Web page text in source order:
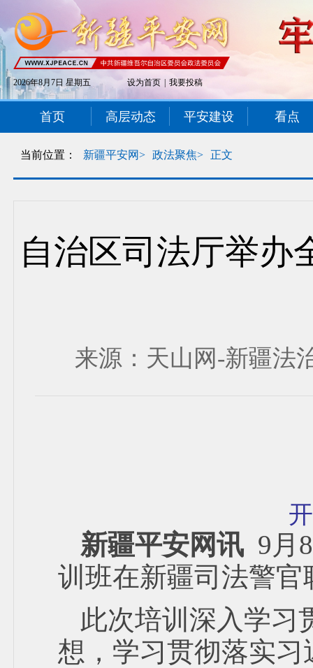
2026年8月7日 星期五 设为首页 我要投稿
首页 高层动态 平安建设 看点
当前位置： 新疆平安网> 政法聚焦> 正文
自治区司法厅举办
来源：天山网-新疆法
新疆平安网讯 9月
训班在新疆司法警
此次培训深入学习
想，学习贯彻落实